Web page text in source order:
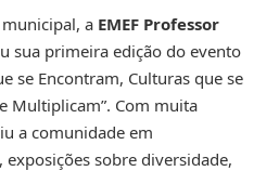
a EMEF Professor
sua primeira edição do evento
se Encontram, Culturas que se
Multiplicam”. Com muita
a comunidade em
exposições sobre diversidade,